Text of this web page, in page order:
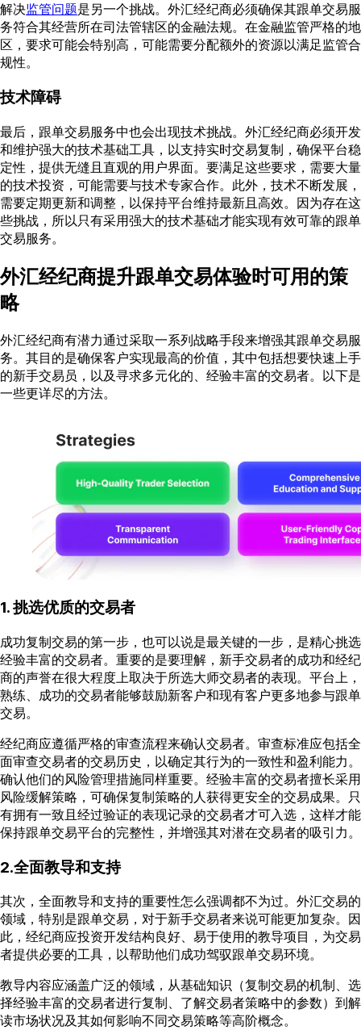
解决监管问题是另一个挑战。外汇经纪商必须确保其跟单交易服
务符合其经营所在司法管辖区的金融法规。在金融监管严格的地
区，要求可能会特别高，可能需要分配额外的资源以满足监管合
规性。
技术障碍
最后，跟单交易服务中也会出现技术挑战。外汇经纪商必须开发
和维护强大的技术基础工具，以支持实时交易复制，确保平台稳
定性，提供无缝且直观的用户界面。要满足这些要求，需要大量
的技术投资，可能需要与技术专家合作。此外，技术不断发展，
需要定期更新和调整，以保持平台维持最新且高效。因为存在这
些挑战，所以只有采用强大的技术基础才能实现有效可靠的跟单
交易服务。
外汇经纪商提升跟单交易体验时可用的策
略
外汇经纪商有潜力通过采取一系列战略手段来增强其跟单交易服
务。其目的是确保客户实现最高的价值，其中包括想要快速上手
的新手交易员，以及寻求多元化的、经验丰富的交易者。以下是
一些更详尽的方法。
1. 挑选优质的交易者
成功复制交易的第一步，也可以说是最关键的一步，是精心挑选
经验丰富的交易者。重要的是要理解，新手交易者的成功和经纪
商的声誉在很大程度上取决于所选大师交易者的表现。平台上，
熟练、成功的交易者能够鼓励新客户和现有客户更多地参与跟单
交易。
经纪商应遵循严格的审查流程来确认交易者。审查标准应包括全
面审查交易者的交易历史，以确定其行为的一致性和盈利能力。
确认他们的风险管理措施同样重要。经验丰富的交易者擅长采用
风险缓解策略，可确保复制策略的人获得更安全的交易成果。只
有拥有一致且经过验证的表现记录的交易者才可入选，这样才能
保持跟单交易平台的完整性，并增强其对潜在交易者的吸引力。
2.全面教导和支持
其次，全面教导和支持的重要性怎么强调都不为过。外汇交易的
领域，特别是跟单交易，对于新手交易者来说可能更加复杂。因
此，经纪商应投资开发结构良好、易于使用的教导项目，为交易
者提供必要的工具，以帮助他们成功驾驭跟单交易环境。
教导内容应涵盖广泛的领域，从基础知识（复制交易的机制、选
择经验丰富的交易者进行复制、了解交易者策略中的参数）到解
读市场状况及其如何影响不同交易策略等高阶概念。